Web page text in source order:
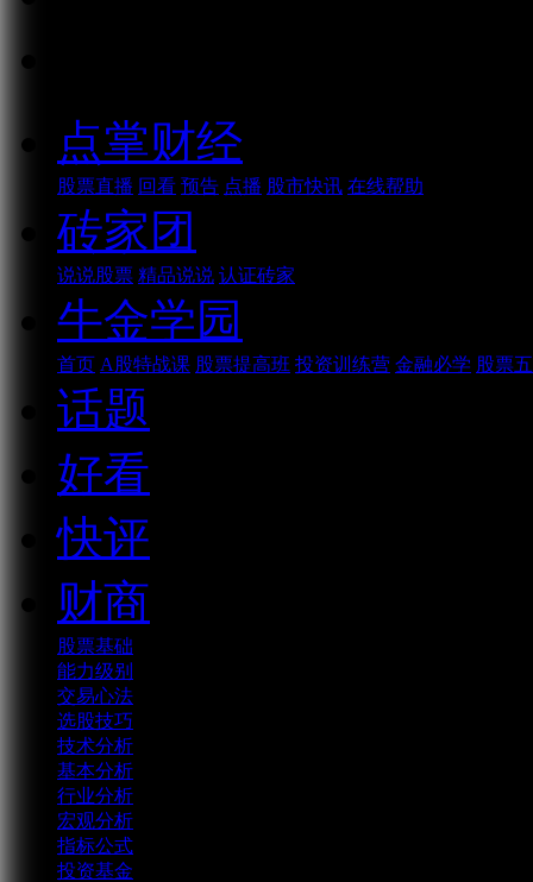
点掌财经
股票直播 回看 预告 点播 股市快讯 在线帮助
砖家团
说说股票 精品说说 认证砖家
牛金学园
首页 A股特战课 股票提高班 投资训练营 金融必学 股票
话题
好看
快评
财商
股票基础
能力级别
交易心法
选股技巧
技术分析
基本分析
行业分析
宏观分析
指标公式
投资基金